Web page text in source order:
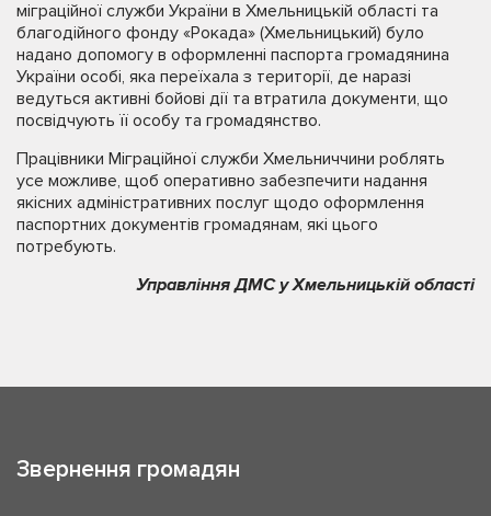
міграційної служби України в Хмельницькій області та
благодійного фонду «Рокада» (Хмельницький) було
надано допомогу в оформленні паспорта громадянина
України особі, яка переїхала з території, де наразі
ведуться активні бойові дії та втратила документи, що
посвідчують її особу та громадянство.
Працівники Міграційної служби Хмельниччини роблять
усе можливе, щоб оперативно забезпечити надання
якісних адміністративних послуг щодо оформлення
паспортних документів громадянам, які цього
потребують.
Управління ДМС у Хмельницькій області
Звернення громадян